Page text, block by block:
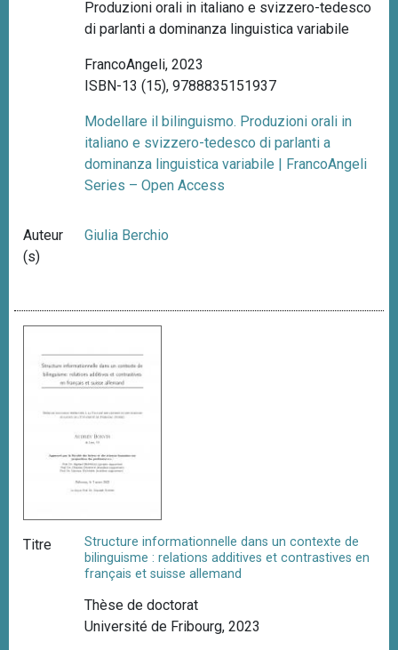
Produzioni orali in italiano e svizzero-tedesco
di parlanti a dominanza linguistica variabile
FrancoAngeli, 2023
ISBN-13 (15), 9788835151937
Modellare il bilinguismo. Produzioni orali in
italiano e svizzero-tedesco di parlanti a
dominanza linguistica variabile | FrancoAngeli
Series – Open Access
Auteur
(s)
Giulia Berchio
Titre
Structure informationnelle dans un contexte de
bilinguisme : relations additives et contrastives en
français et suisse allemand
Thèse de doctorat
Université de Fribourg, 2023